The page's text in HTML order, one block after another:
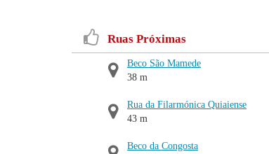
Ruas Próximas
Beco São Mamede
38 m
Rua da Filarmónica Quiaiense
43 m
Beco da Congosta